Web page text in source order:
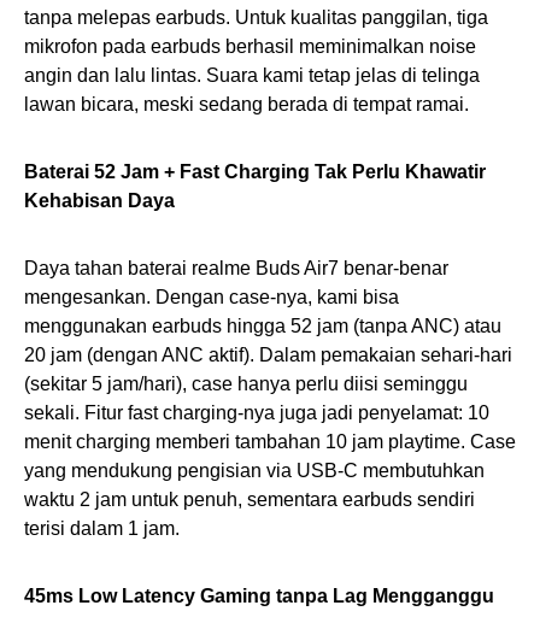
tanpa melepas earbuds. Untuk kualitas panggilan, tiga
mikrofon pada earbuds berhasil meminimalkan noise
angin dan lalu lintas. Suara kami tetap jelas di telinga
lawan bicara, meski sedang berada di tempat ramai.
Baterai 52 Jam + Fast Charging Tak Perlu Khawatir
Kehabisan Daya
Daya tahan baterai realme Buds Air7 benar-benar
mengesankan. Dengan case-nya, kami bisa
menggunakan earbuds hingga 52 jam (tanpa ANC) atau
20 jam (dengan ANC aktif). Dalam pemakaian sehari-hari
(sekitar 5 jam/hari), case hanya perlu diisi seminggu
sekali. Fitur fast charging-nya juga jadi penyelamat: 10
menit charging memberi tambahan 10 jam playtime. Case
yang mendukung pengisian via USB-C membutuhkan
waktu 2 jam untuk penuh, sementara earbuds sendiri
terisi dalam 1 jam.
45ms Low Latency Gaming tanpa Lag Mengganggu